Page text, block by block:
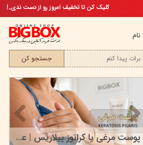
جستجو کن
برای مامان خوشگلم
کلیک کن تا تخفیف امروز رو از دست ندی..!
پوست مرغی یا کراتوز پیلاریس | علت، علائم، درمان و...